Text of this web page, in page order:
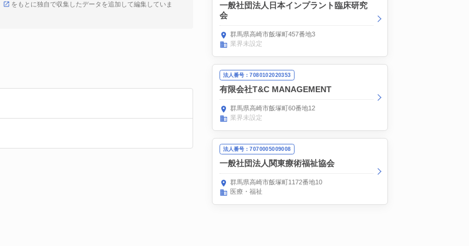
をもとに独自で収集したデータを追加して編集していま
一般社団法人日本インプラント臨床研究
会
群馬県高崎市飯塚町457番地3
業界未設定
法人番号：7080102020353
有限会社T&C MANAGEMENT
群馬県高崎市飯塚町60番地12
業界未設定
法人番号：7070005009008
一般社団法人関東療術福祉協会
群馬県高崎市飯塚町1172番地10
医療・福祉